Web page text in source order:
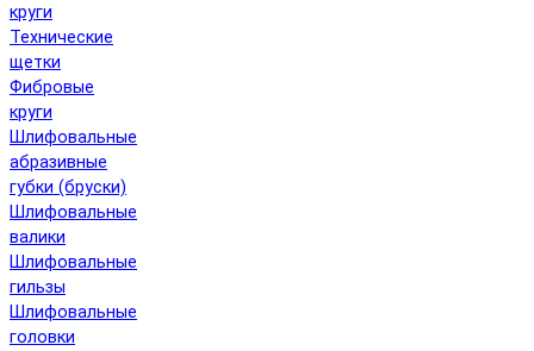
круги
Технические
щетки
Фибровые
круги
Шлифовальные
абразивные
губки (бруски)
Шлифовальные
валики
Шлифовальные
гильзы
Шлифовальные
головки